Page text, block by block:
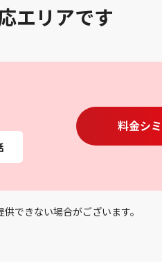
エリアです
料金シ
できない場合がございます。